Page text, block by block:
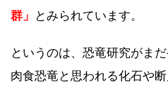
群」 とみられています。
というのは、恐竜研究がま
肉食恐竜と思われる化石や